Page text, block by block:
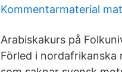
Kommentarmaterial
Arabiskakurs på
Förled i nordafrikanska